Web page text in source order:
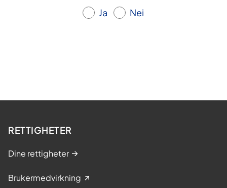
Ja Nei
RETTIGHETER
Dine rettigheter
Brukermedvirkning